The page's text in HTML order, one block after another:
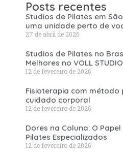
Posts recentes
Studios de Pilates em
uma unidade perto de
27 de abril de 2026
Studios de Pilates no
Melhores no VOLL
12 de fevereiro de 2026
Fisioterapia com método
cuidado corporal
12 de fevereiro de 2026
Dores na Coluna: O
Pilates Especializados
12 de fevereiro de 2026